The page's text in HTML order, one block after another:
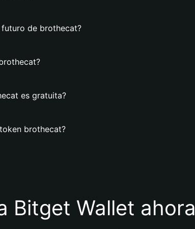
de brothecat?
es gratuita?
brothecat?
Bitget Wallet ahora